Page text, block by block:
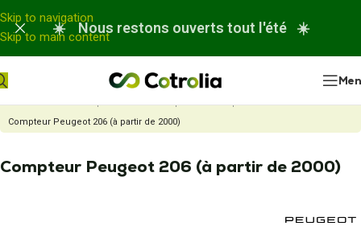
Panneau de gestion des cookies
Skip to navigation
Skip to main content
☀️ Nous restons ouverts tout l'été ☀️
Accueil Nos réparations
Réparation compteur automobile
Compteur Peugeot 206 (à partir de 2000)
Compteur Peugeot 206 (à partir de 2000)